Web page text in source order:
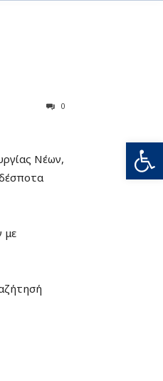
0
Νέων,
με